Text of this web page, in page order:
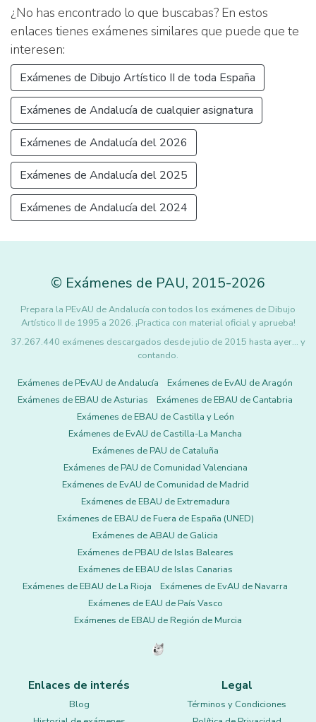
¿No has encontrado lo que buscabas? En estos
enlaces tienes exámenes similares que puede que te
interesen:
Exámenes de Dibujo Artístico II de toda España
Exámenes de Andalucía de cualquier asignatura
Exámenes de Andalucía del 2026
Exámenes de Andalucía del 2025
Exámenes de Andalucía del 2024
© Exámenes de PAU, 2015-2026
Prepara la PEvAU de Andalucía con todos los exámenes de Dibujo
Artístico II de 1995 a 2026. ¡Practica con material oficial y aprueba!
37.267.440 exámenes descargados desde julio de 2015 hasta ayer... y
contando.
Exámenes de PEvAU de Andalucía
Exámenes de EvAU de Aragón
Exámenes de EBAU de Asturias
Exámenes de EBAU de Cantabria
Exámenes de EBAU de Castilla y León
Exámenes de EvAU de Castilla-La Mancha
Exámenes de PAU de Cataluña
Exámenes de PAU de Comunidad Valenciana
Exámenes de EvAU de Comunidad de Madrid
Exámenes de EBAU de Extremadura
Exámenes de EBAU de Fuera de España (UNED)
Exámenes de ABAU de Galicia
Exámenes de PBAU de Islas Baleares
Exámenes de EBAU de Islas Canarias
Exámenes de EBAU de La Rioja
Exámenes de EvAU de Navarra
Exámenes de EAU de País Vasco
Exámenes de EBAU de Región de Murcia
Enlaces de interés
Blog
Legal
Términos y Condiciones